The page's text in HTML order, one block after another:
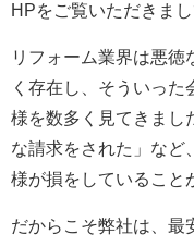
HPをご覧いただきま
リフォーム業界は悪徳
く存在し、そういっ
様を数多く見てきまし
な請求をされた」など
様が損をしていること
だからこそ弊社は、最